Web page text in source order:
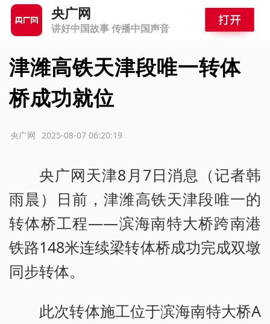
央广网
讲好中国故事 传播中国声音
津潍高铁天津段唯一转体
桥成功就位
2025-08-07 06:20:19
央广网
央广网天津8月7日消息（记者韩
雨晨）日前，津潍高铁天津段唯一的
转体桥工程——滨海南特大桥跨南港
铁路148米连续梁转体桥成功完成双墩
同步转体。
此次转体施工位于滨海南特大桥A